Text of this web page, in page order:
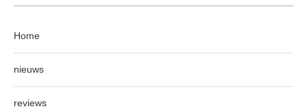
Home
nieuws
reviews